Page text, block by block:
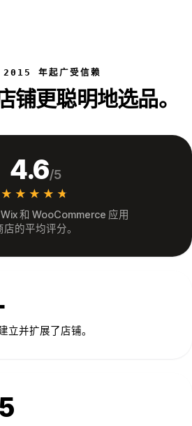
2015 年起广受信赖
铺更聪明地选品。
4.6/5
★★★★★
★★★★★
和 WooCommerce 应用
店的平均评分。
立并扩展了店铺。